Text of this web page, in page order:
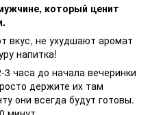
который ценит
вкус, не ухудшают аромат
напитка!
3 часа до начала вечеринки
держите их там
они всегда будут готовы.